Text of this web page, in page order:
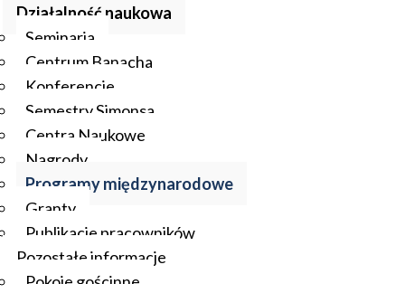
Działalność naukowa
Seminaria
Centrum Banacha
Konferencje
Semestry Simonsa
Centra Naukowe
Nagrody
Programy międzynarodowe
Granty
Publikacje pracowników
Pozostałe informacje
Pokoje gościnne